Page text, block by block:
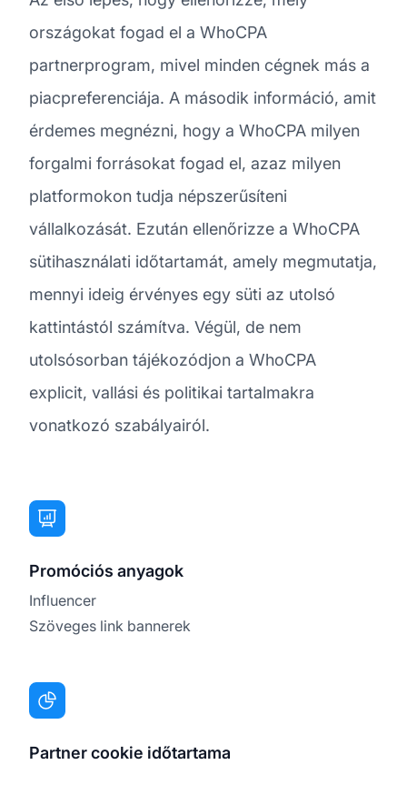
országokat fogad el a WhoCPA
partnerprogram, mivel minden cégnek más a
piacpreferenciája. A második információ, amit
érdemes megnézni, hogy a WhoCPA milyen
forgalmi forrásokat fogad el, azaz milyen
platformokon tudja népszerűsíteni
vállalkozását. Ezután ellenőrizze a WhoCPA
sütihasználati időtartamát, amely megmutatja,
mennyi ideig érvényes egy süti az utolsó
kattintástól számítva. Végül, de nem
utolsósorban tájékozódjon a WhoCPA
explicit, vallási és politikai tartalmakra
vonatkozó szabályairól.
Promóciós anyagok
Influencer
Szöveges link bannerek
Partner cookie időtartama